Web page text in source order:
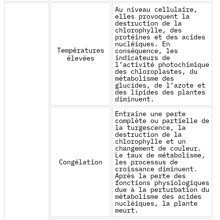
Températures
élevées
Au niveau cellulaire,
elles provoquent la
destruction de la
chlorophylle, des
protéines et des acides
nucléiques. En
conséquence, les
indicateurs de
l’activité photochimique
des chloroplastes, du
métabolisme des
glucides, de l’azote et
des lipides des plantes
diminuent.
Congélation
Entraîne une perte
complète ou partielle de
la turgescence, la
destruction de la
chlorophylle et un
changement de couleur.
Le taux de métabolisme,
les processus de
croissance diminuent.
Après la perte des
fonctions physiologiques
due à la perturbation du
métabolisme des acides
nucléiques, la plante
meurt.